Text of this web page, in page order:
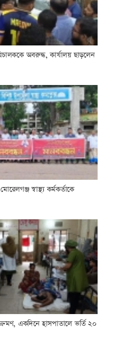
অবরুদ্ধ, কার্যালয় ছাড়লেন
স্বাস্থ্য কর্মকর্তাকে
একদিনে হাসপাতালে ভর্তি ২০